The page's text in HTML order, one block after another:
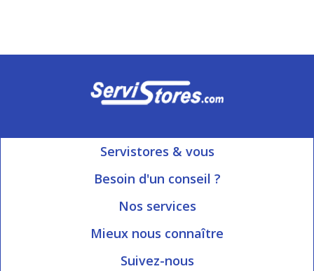
Servistores & vous
Mon compte
Besoin d'un conseil ?
Ouvert du Lundi au Vendredi
Nos services
Informations livraison
Blog Servistores
Mieux nous connaître
Qui sommes-nous?
Suivez-nous